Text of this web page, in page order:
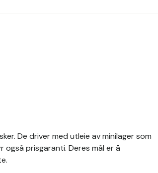
De driver med utleie av minilager som
prisgaranti. Deres mål er å